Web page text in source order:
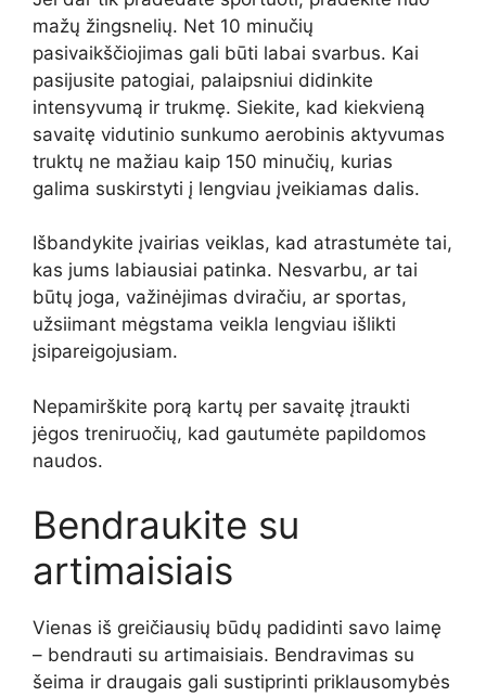
mažų žingsnelių. Net 10 minučių
pasivaikščiojimas gali būti labai svarbus. Kai
pasijusite patogiai, palaipsniui didinkite
intensyvumą ir trukmę. Siekite, kad kiekvieną
savaitę vidutinio sunkumo aerobinis aktyvumas
truktų ne mažiau kaip 150 minučių, kurias
galima suskirstyti į lengviau įveikiamas dalis.
Išbandykite įvairias veiklas, kad atrastumėte tai,
kas jums labiausiai patinka. Nesvarbu, ar tai
būtų joga, važinėjimas dviračiu, ar sportas,
užsiimant mėgstama veikla lengviau išlikti
įsipareigojusiam.
Nepamirškite porą kartų per savaitę įtraukti
jėgos treniruočių, kad gautumėte papildomos
naudos.
Bendraukite su
artimaisiais
Vienas iš greičiausių būdų padidinti savo laimę
– bendrauti su artimaisiais. Bendravimas su
šeima ir draugais gali sustiprinti priklausomybės